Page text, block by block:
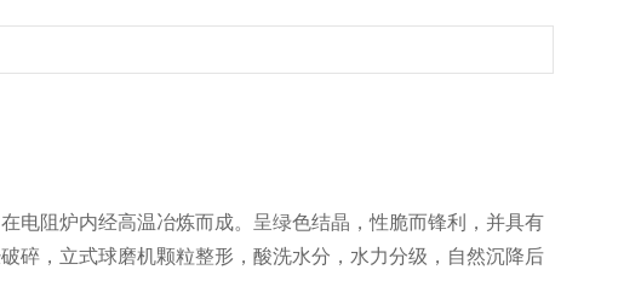
电阻炉内经高温冶炼而成。呈绿色结晶，性脆而锋利，并具有
碎，立式球磨机颗粒整形，酸洗水分，水力分级，自然沉降后